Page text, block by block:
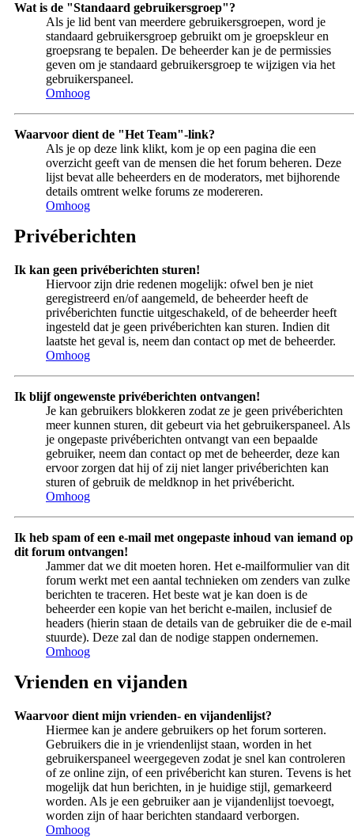
Wat is de "Standaard gebruikersgroep"?
Als je lid bent van meerdere gebruikersgroepen, word je
standaard gebruikersgroep gebruikt om je groepskleur en
groepsrang te bepalen. De beheerder kan je de permissies
geven om je standaard gebruikersgroep te wijzigen via het
gebruikerspaneel.
Omhoog
Waarvoor dient de "Het Team"-link?
Als je op deze link klikt, kom je op een pagina die een
overzicht geeft van de mensen die het forum beheren. Deze
lijst bevat alle beheerders en de moderators, met bijhorende
details omtrent welke forums ze modereren.
Omhoog
Privéberichten
Ik kan geen privéberichten sturen!
Hiervoor zijn drie redenen mogelijk: ofwel ben je niet
geregistreerd en/of aangemeld, de beheerder heeft de
privéberichten functie uitgeschakeld, of de beheerder heeft
ingesteld dat je geen privéberichten kan sturen. Indien dit
laatste het geval is, neem dan contact op met de beheerder.
Omhoog
Ik blijf ongewenste privéberichten ontvangen!
Je kan gebruikers blokkeren zodat ze je geen privéberichten
meer kunnen sturen, dit gebeurt via het gebruikerspaneel. Als
je ongepaste privéberichten ontvangt van een bepaalde
gebruiker, neem dan contact op met de beheerder, deze kan
ervoor zorgen dat hij of zij niet langer privéberichten kan
sturen of gebruik de meldknop in het privébericht.
Omhoog
Ik heb spam of een e-mail met ongepaste inhoud van iemand op
dit forum ontvangen!
Jammer dat we dit moeten horen. Het e-mailformulier van dit
forum werkt met een aantal technieken om zenders van zulke
berichten te traceren. Het beste wat je kan doen is de
beheerder een kopie van het bericht e-mailen, inclusief de
headers (hierin staan de details van de gebruiker die de e-mail
stuurde). Deze zal dan de nodige stappen ondernemen.
Omhoog
Vrienden en vijanden
Waarvoor dient mijn vrienden- en vijandenlijst?
Hiermee kan je andere gebruikers op het forum sorteren.
Gebruikers die in je vriendenlijst staan, worden in het
gebruikerspaneel weergegeven zodat je snel kan controleren
of ze online zijn, of een privébericht kan sturen. Tevens is het
mogelijk dat hun berichten, in je huidige stijl, gemarkeerd
worden. Als je een gebruiker aan je vijandenlijst toevoegt,
worden zijn of haar berichten standaard verborgen.
Omhoog